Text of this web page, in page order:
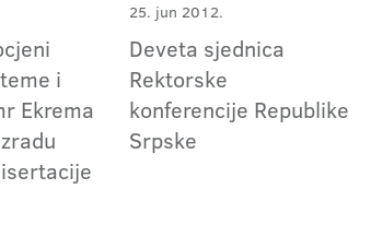
i
Ekrema
25. jun 2012.
Deveta sjednica
Rektorske
konferencije Republike
Srpske